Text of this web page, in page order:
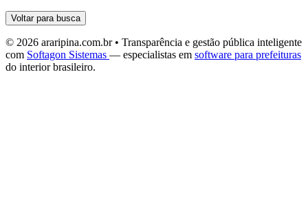
Voltar para busca
© 2026 araripina.com.br • Transparência e gestão pública inteligente
com Softagon Sistemas — especialistas em software para prefeituras
do interior brasileiro.